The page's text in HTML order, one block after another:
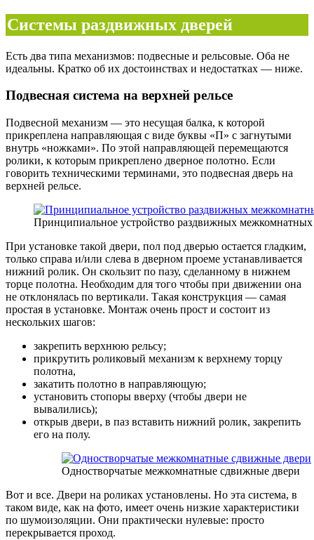
Системы раздвижных дверей
Есть два типа механизмов: подвесные и рельсовые. Оба не
идеальны. Кратко об их достоинствах и недостатках — ниже.
Подвесная система на верхней рельсе
Подвесной механизм — это несущая балка, к которой
прикреплена направляющая с виде буквы «П» с загнутыми
внутрь «ножками». По этой направляющей перемещаются
ролики, к которым прикреплено дверное полотно. Если
говорить техническими терминами, это подвесная дверь на
верхней рельсе.
Принципиальное устройство раздвижных межкомнатных
При установке такой двери, пол под дверью остается гладким,
только справа и/или слева в дверном проеме устанавливается
нижний ролик. Он скользит по пазу, сделанному в нижнем
торце полотна. Необходим для того чтобы при движении она
не отклонялась по вертикали. Такая конструкция — самая
простая в установке. Монтаж очень прост и состоит из
нескольких шагов:
закрепить верхнюю рельсу;
прикрутить роликовый механизм к верхнему торцу
полотна,
закатить полотно в направляющую;
установить стопоры вверху (чтобы двери не
вывалились);
открыв двери, в паз вставить нижний ролик, закрепить
его на полу.
Одностворчатые межкомнатные сдвижные двери
Вот и все. Двери на роликах установлены. Но эта система, в
таком виде, как на фото, имеет очень низкие характеристики
по шумоизоляции. Они практически нулевые: просто
перекрывается проход.